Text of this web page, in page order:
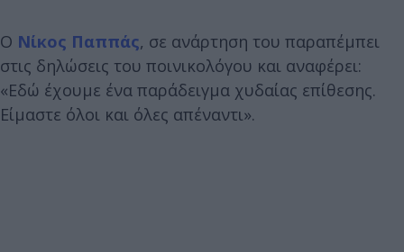
Ο Νίκος Παππάς, σε ανάρτηση του παραπέμπει
στις δηλώσεις του ποινικολόγου και αναφέρει:
«Εδώ έχουμε ένα παράδειγμα χυδαίας επίθεσης.
Είμαστε όλοι και όλες απέναντι».